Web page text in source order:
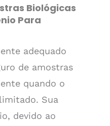
Biológicas
Para
adequado
de amostras
quando o
Sua
devido ao